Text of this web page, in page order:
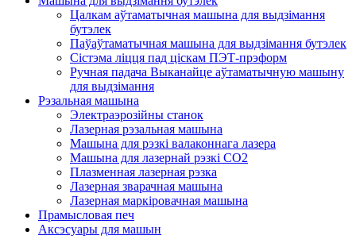
Цалкам аўтаматычная машына для выдзімання
бутэлек
Паўаўтаматычная машына для выдзімання бутэлек
Сістэма ліцця пад ціскам ПЭТ-прэформ
Ручная падача Выканайце аўтаматычную машыну
для выдзімання
Рэзальная машына
Электраэрозійны станок
Лазерная рэзальная машына
Машына для рэзкі валаконнага лазера
Машына для лазернай рэзкі CO2
Плазменная лазерная рэзка
Лазерная зварачная машына
Лазерная маркіровачная машына
Прамысловая печ
Аксэсуары для машын